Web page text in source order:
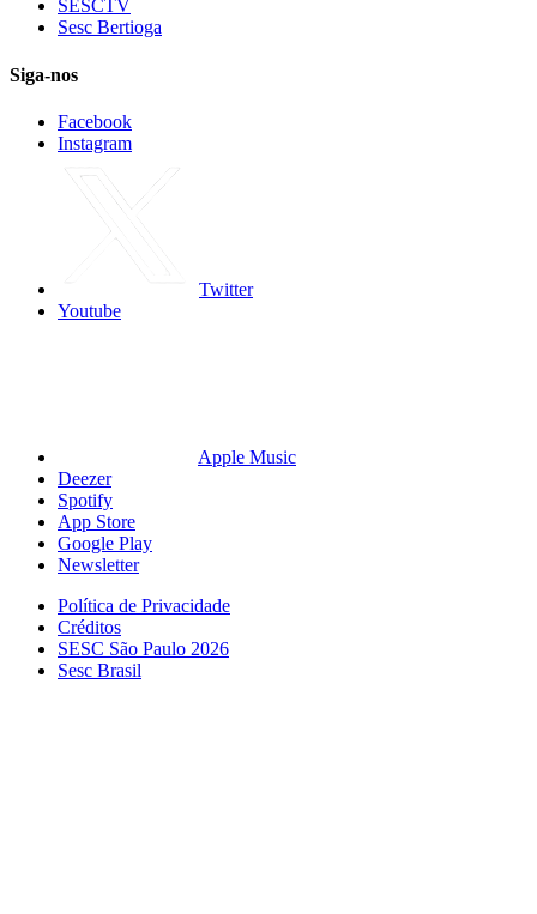
SESCTV
Sesc Bertioga
Siga-nos
Facebook
Instagram
Twitter
Youtube
Apple Music
Deezer
Spotify
App Store
Google Play
Newsletter
Política de Privacidade
Créditos
SESC São Paulo 2026
Sesc Brasil